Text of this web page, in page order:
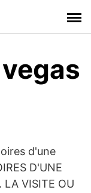
d'une
D'UNE
VISITE OU